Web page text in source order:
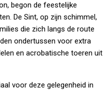
begon de feestelijke
De Sint, op zijn schimmel,
die zich langs de route
ondertussen voor extra
en acrobatische toeren uit
voor deze gelegenheid in